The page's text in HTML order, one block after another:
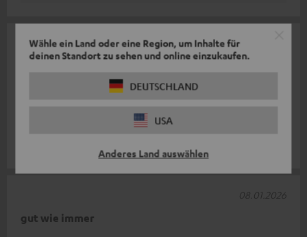
Wähle ein Land oder eine Region, um Inhalte für
deinen Standort zu sehen und online einzukaufen.
DEUTSCHLAND
USA
Anderes Land auswählen
Ich habe den T8 mit den Active 25-Lautsprechern kombiniert.
Musikhören oder beim Abspie
Komplette Bewertung lesen
(automatisch übersetzt *)
09.01.2026
gut wie immer
08.01.2026